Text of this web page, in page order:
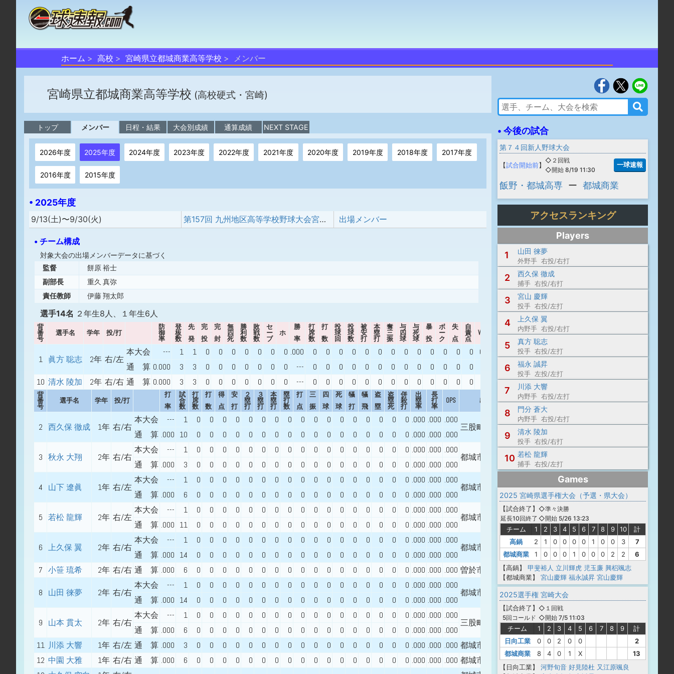
ホーム 高校 宮崎県立都城商業高等学校 メンバー
宮崎県立都城商業高等学校 (高校硬式・宮崎)
トップ メンバー 日程・結果 大会別成績 通算成績 NEXT STAGE
2026年度 2025年度 2024年度 2023年度 2022年度 2021年度 2020年度 2019年度 2018年度 2017年度
2016年度 2015年度
• 2025年度
9/13(土)〜9/30(火) 第157回 九州地区高等学校野球大会宮崎県予選 出場メンバー
• チーム構成
対象大会の出場メンバーデータに基づく
監督
餅原 裕士
副部長
重久 真弥
責任教師
伊藤 翔太郎
選手14名 ２年生8人、１年生6人
背
番
号
選手名 学年 投/打
防
御
率
登
板
数
先
発
完
投
完
封
無
四
死
勝
利
数
敗
戦
数
セ
ー
ブ
ホ
勝
率
打
席
数
打
数
投
球
回
投
球
数
被
安
打
本
塁
打
奪
三
振
与
四
球
与
死
球
暴
投
ボ
ー
ク
失
点
自
責
点
WHIP 出身校
1 眞方 聡志 2年 右/左
本大会 --- 1 1 0 0 0 0 0 0 0 .000 0 0 0 0 0 0 0 0 0 0 0 0 0 0.00
都城市立妻ヶ丘中学校
通 算 0.000 3 3 0 0 0 0 0 0 0 --- 0 0 0 0 0 0 0 0 0 0 0 0 0
10 清水 陵加 2年 右/右 通 算 0.000 3 3 0 0 0 0 0 0 0 --- 0 0 0 0 0 0 0 0 0 0 0 0 0 日向学院中学校
背
番
号
選手名 学年 投/打
打
率
試
合
数
打
席
数
打
数
得
点
安
打
２
塁
打
３
塁
打
本
塁
打
塁
打
数
打
点
三
振
四
球
死
球
犠
打
犠
飛
盗
塁
盗
塁
死
併
殺
打
出
塁
率
長
打
率
OPS 出身校
2 西久保 徹成 1年 右/右
本大会 --- 1 0 0 0 0 0 0 0 0 0 0 0 0 0 0 0 0 0 .000 .000 .000
三股町立三股中学校
通 算 .000 10 0 0 0 0 0 0 0 0 0 0 0 0 0 0 0 0 0 .000 .000 .000
3 秋永 大翔 2年 右/右
本大会 --- 1 0 0 0 0 0 0 0 0 0 0 0 0 0 0 0 0 0 .000 .000 .000
都城市立庄内中学校
通 算 .000 3 0 0 0 0 0 0 0 0 0 0 0 0 0 0 0 0 0 .000 .000 .000
4 山下 遼眞 1年 右/左
本大会 --- 1 0 0 0 0 0 0 0 0 0 0 0 0 0 0 0 0 0 .000 .000 .000
都城市立中郷中学校
通 算 .000 6 0 0 0 0 0 0 0 0 0 0 0 0 0 0 0 0 0 .000 .000 .000
5 若松 龍輝 2年 右/左
本大会 --- 1 0 0 0 0 0 0 0 0 0 0 0 0 0 0 0 0 0 .000 .000 .000
都城市立山田中学校
通 算 .000 11 0 0 0 0 0 0 0 0 0 0 0 0 0 0 0 0 0 .000 .000 .000
6 上久保 翼 2年 右/右
本大会 --- 1 0 0 0 0 0 0 0 0 0 0 0 0 0 0 0 0 0 .000 .000 .000
都城市立高崎中学校
通 算 .000 14 0 0 0 0 0 0 0 0 0 0 0 0 0 0 0 0 0 .000 .000 .000
7 小笹 琉希 2年 右/右 通 算 .000 6 0 0 0 0 0 0 0 0 0 0 0 0 0 0 0 0 0 .000 .000 .000 曽於市立財部中学校
8 山田 徠夢 2年 右/右
本大会 --- 1 0 0 0 0 0 0 0 0 0 0 0 0 0 0 0 0 0 .000 .000 .000
都城市立沖水中学校
通 算 .000 14 0 0 0 0 0 0 0 0 0 0 0 0 0 0 0 0 0 .000 .000 .000
9 山本 貫太 2年 右/右
本大会 --- 1 0 0 0 0 0 0 0 0 0 0 0 0 0 0 0 0 0 .000 .000 .000
三股町立三股中学校
通 算 .000 6 0 0 0 0 0 0 0 0 0 0 0 0 0 0 0 0 0 .000 .000 .000
11 川添 大響 1年 右/左 通 算 .000 3 0 0 0 0 0 0 0 0 0 0 0 0 0 0 0 0 0 .000 .000 .000
都城市立五十市中学校
12 中園 大雅 1年 右/右 通 算 .000 6 0 0 0 0 0 0 0 0 0 0 0 0 0 0 0 0 0 .000 .000 .000
都城市立高城中学校
• 今後の試合
第７４回新人野球大会
【試合開始前】
◇２回戦
◇開始 8/19 11:30
一球速報
飯野・都城高専 ー 都城商業
アクセスランキング
Players
1
山田 徠夢
外野手 右投/右打
2 西久保 徹成
捕手 右投/右打
3 宮山 慶輝
投手 右投/左打
4 上久保 翼
内野手 右投/右打
5 真方 聡志
投手 右投/左打
6 福永 誠昇
投手 左投/左打
7 川添 大響
内野手 右投/左打
8 門分 蒼大
内野手 右投/右打
9 清水 陵加
投手 右投/右打
10 若松 龍輝
捕手 右投/左打
Games
2025 宮崎県選手権大会（予選・県大会）
【試合終了 】
延長10回終了
◇準々決勝
◇開始 5/26 13:23
チーム 1 2 3 4 5 6 7 8 9 10
計
高鍋
2 1 0 0 0 0 1 0 0 3
7
都城商業
1 0 0 0 1 0 0 0 2 2
6
【高鍋】
甲斐裕人 立川輝虎 児玉廉 興梠颯志
【都城商業】
宮山慶輝 福永誠昇 宮山慶輝
2025選手権 宮崎大会
【試合終了 】
5回コールド
◇１回戦
◇開始 7/5 11:03
チーム 1 2 3 4 5 6 7 8 9
計
日向工業
0 0 2 0 0
2
都城商業
8 4 0 1 X
13
【日向工業】
河野旬音 好見陸杜 又江原颯良